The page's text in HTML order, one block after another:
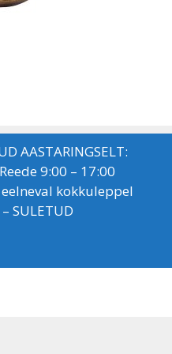
AASTARINGSELT:
9:00 – 17:00
eelneval kokkuleppel
SULETUD